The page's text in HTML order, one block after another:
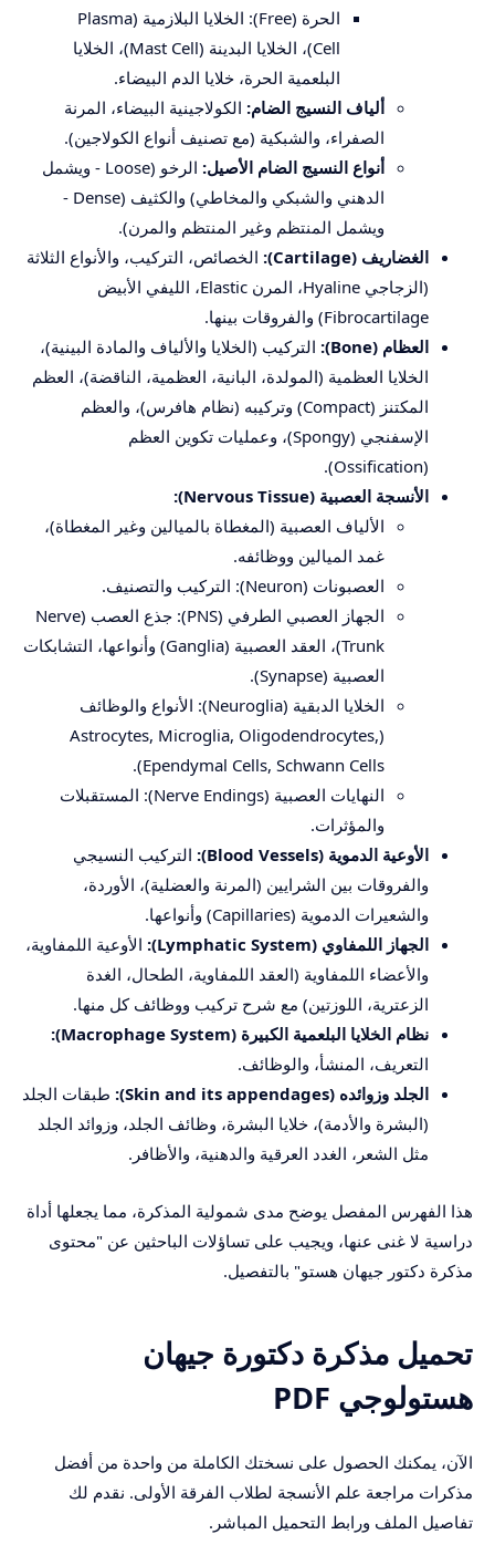
الحرة (Free): الخلايا البلازمية (Plasma
Cell)، الخلايا البدينة (Mast Cell)، الخلايا
البلعمية الحرة، خلايا الدم البيضاء.
ألياف النسيج الضام: الكولاجينية البيضاء، المرنة
الصفراء، والشبكية (مع تصنيف أنواع الكولاجين).
أنواع النسيج الضام الأصيل:
الرخو (Loose - ويشمل
الدهني والشبكي والمخاطي) والكثيف (Dense -
ويشمل المنتظم وغير المنتظم والمرن).
الغضاريف (Cartilage):
الخصائص، التركيب، والأنواع الثلاثة
(الزجاجي Hyaline، المرن Elastic، الليفي الأبيض
Fibrocartilage) والفروقات بينها.
العظام (Bone):
التركيب (الخلايا والألياف والمادة البينية)،
الخلايا العظمية (المولدة، البانية، العظمية، الناقضة)، العظم
المكتنز (Compact) وتركيبه (نظام هافرس)، والعظم
الإسفنجي (Spongy)، وعمليات تكوين العظم
(Ossification).
الأنسجة العصبية (Nervous Tissue):
الألياف العصبية (المغطاة بالميالين وغير المغطاة)،
غمد الميالين ووظائفه.
العصبونات (Neuron): التركيب والتصنيف.
الجهاز العصبي الطرفي (PNS): جذع العصب (Nerve
Trunk)، العقد العصبية (Ganglia) وأنواعها، التشابكات
العصبية (Synapse).
الخلايا الدبقية (Neuroglia): الأنواع والوظائف
(Astrocytes, Microglia, Oligodendrocytes,
Ependymal Cells, Schwann Cells).
النهايات العصبية (Nerve Endings): المستقبلات
والمؤثرات.
الأوعية الدموية (Blood Vessels):
التركيب النسيجي
والفروقات بين الشرايين (المرنة والعضلية)، الأوردة،
والشعيرات الدموية (Capillaries) وأنواعها.
الجهاز اللمفاوي (Lymphatic System):
الأوعية اللمفاوية،
والأعضاء اللمفاوية (العقد اللمفاوية، الطحال، الغدة
الزعترية، اللوزتين) مع شرح تركيب ووظائف كل منها.
نظام الخلايا البلعمية الكبيرة (Macrophage System):
التعريف، المنشأ، والوظائف.
الجلد وزوائده (Skin and its appendages):
طبقات الجلد
(البشرة والأدمة)، خلايا البشرة، وظائف الجلد، وزوائد الجلد
مثل الشعر، الغدد العرقية والدهنية، والأظافر.
هذا الفهرس المفصل يوضح مدى شمولية المذكرة، مما يجعلها أداة
دراسية لا غنى عنها، ويجيب على تساؤلات الباحثين عن "محتوى
مذكرة دكتور جيهان هستو" بالتفصيل.
تحميل مذكرة دكتورة جيهان
هستولوجي PDF
الآن، يمكنك الحصول على نسختك الكاملة من واحدة من أفضل
مذكرات مراجعة علم الأنسجة لطلاب الفرقة الأولى. نقدم لك
تفاصيل الملف ورابط التحميل المباشر.